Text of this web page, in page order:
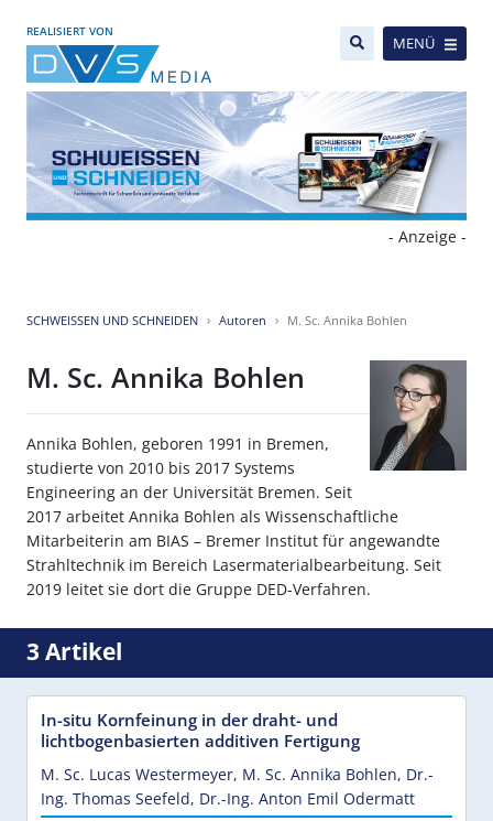
REALISIERT VON
MENÜ
- Anzeige -
SCHWEISSEN UND SCHNEIDEN Autoren M. Sc. Annika Bohlen
M. Sc. Annika Bohlen
Annika Bohlen, geboren 1991 in Bremen,
studierte von 2010 bis 2017 Systems
Engineering an der Universität Bremen. Seit
2017 arbeitet Annika Bohlen als Wissenschaftliche
Mitarbeiterin am BIAS – Bremer Institut für angewandte
Strahltechnik im Bereich Lasermaterialbearbeitung. Seit
2019 leitet sie dort die Gruppe DED-Verfahren.
3 Artikel
In-situ Kornfeinung in der draht- und
lichtbogenbasierten additiven Fertigung
M. Sc. Lucas Westermeyer, M. Sc. Annika Bohlen, Dr.-
Ing. Thomas Seefeld, Dr.-Ing. Anton Emil Odermatt